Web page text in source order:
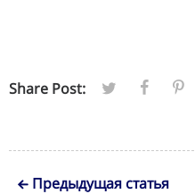
Share Post:
Предыдущая статья